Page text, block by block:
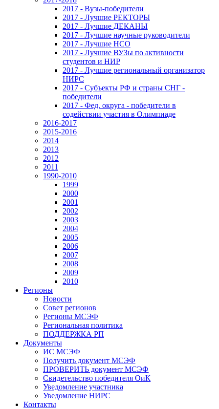
2017 - Вузы-победители
2017 - Лучшие РЕКТОРЫ
2017 - Лучшие ДЕКАНЫ
2017 - Лучшие научные руководители
2017 - Лучшие НСО
2017 - Лучшие ВУЗы по активности
студентов и НИР
2017 - Лучшие региональный организатор
НИРС
2017 - Субъекты РФ и страны СНГ -
победители
2017 - Фед. округа - победители в
содействии участия в Олимпиаде
2016-2017
2015-2016
2014
2013
2012
2011
1990-2010
1999
2000
2001
2002
2003
2004
2005
2006
2007
2008
2009
2010
Регионы
Новости
Совет регионов
Регионы МСЭФ
Региональная политика
ПОДДЕРЖКА РП
Документы
ИС МСЭФ
Получить документ МСЭФ
ПРОВЕРИТЬ документ МСЭФ
Свидетельство победителя ОиК
Уведомление участника
Уведомление НИРС
Контакты